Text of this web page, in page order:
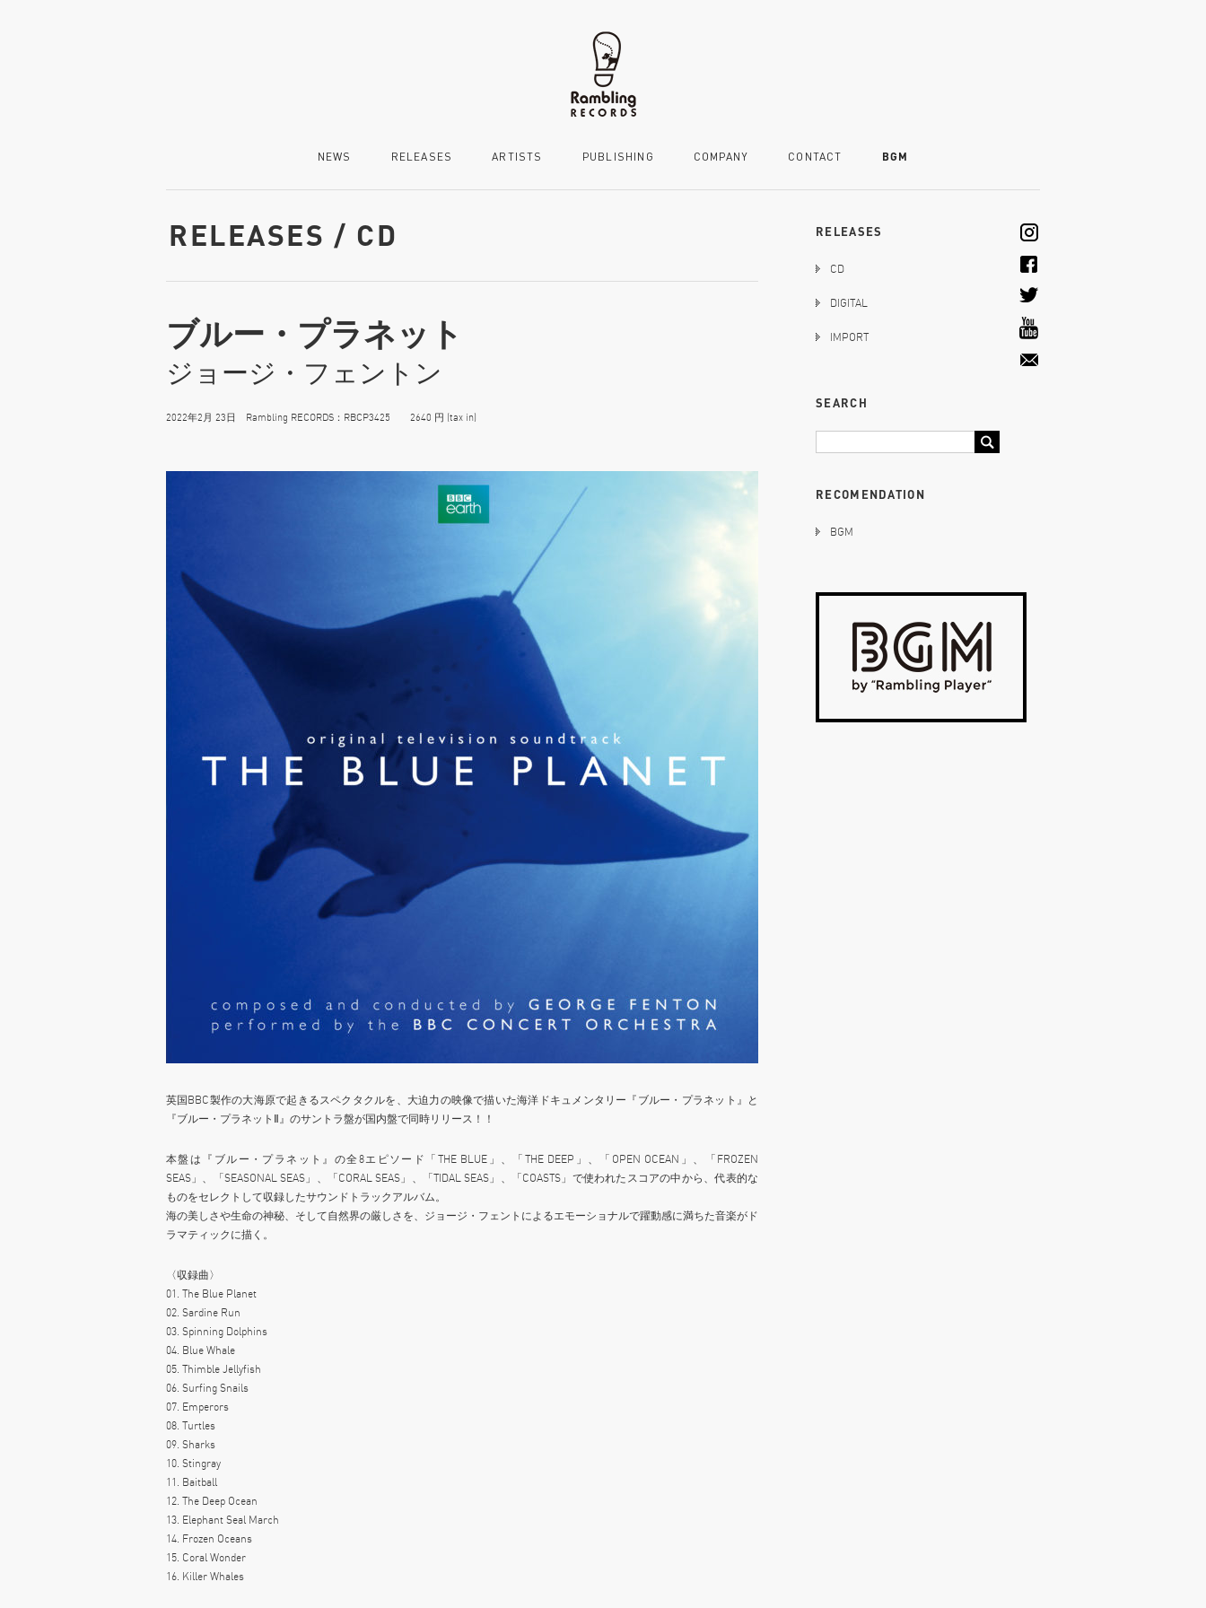
NEWS RELEASES ARTISTS PUBLISHING COMPANY CONTACT BGM
RELEASES / CD
ブルー・プラネット
ジョージ・フェントン
2022年2月 23日 Rambling RECORDS：RBCP3425 2640 円 (tax in)
英国BBC製作の大海原で起きるスペクタクルを、大迫力の映像で描いた海洋ドキュメンタリー『ブルー・プラネット』と
『ブルー・プラネットⅡ』のサントラ盤が国内盤で同時リリース！！
本盤は『ブルー・プラネット』の全8エピソード「THE BLUE」、「THE DEEP」、「OPEN OCEAN」、「FROZEN
SEAS」、「SEASONAL SEAS」、「CORAL SEAS」、「TIDAL SEAS」、「COASTS」で使われたスコアの中から、代表的な
ものをセレクトして収録したサウンドトラックアルバム。
海の美しさや生命の神秘、そして自然界の厳しさを、ジョージ・フェントによるエモーショナルで躍動感に満ちた音楽がド
ラマティックに描く。
〈収録曲〉
01. The Blue Planet
02. Sardine Run
03. Spinning Dolphins
04. Blue Whale
05. Thimble Jellyfish
06. Surfing Snails
07. Emperors
08. Turtles
09. Sharks
10. Stingray
11. Baitball
12. The Deep Ocean
13. Elephant Seal March
14. Frozen Oceans
15. Coral Wonder
16. Killer Whales
RELEASES
CD
DIGITAL
IMPORT
SEARCH
RECOMENDATION
BGM